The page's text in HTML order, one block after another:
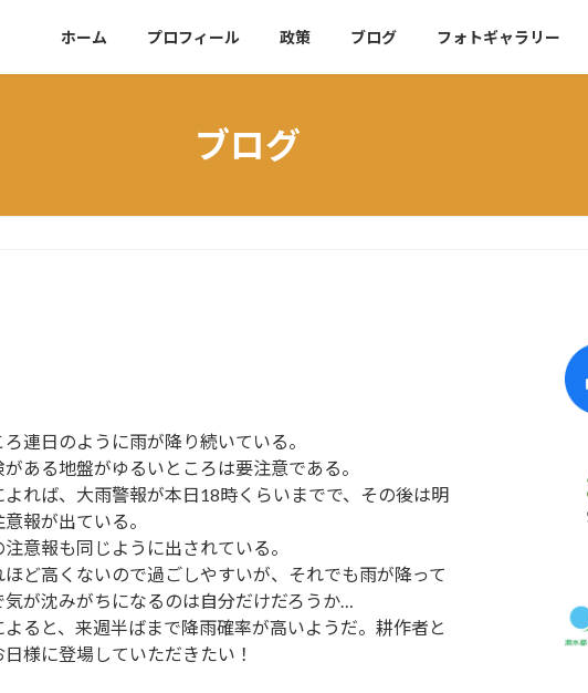
ホーム プロフィール 政策 ブログ フォトギャラリー
ブログ
連日のように雨が降り続いている。
ある地盤がゆるいところは要注意である。
よれば、大雨警報が本日18時くらいまでで、その後は明
報が出ている。
意報も同じように出されている。
ど高くないので過ごしやすいが、それでも雨が降って
が沈みがちになるのは自分だけだろうか…
ると、来週半ばまで降雨確率が高いようだ。耕作者と
様に登場していただきたい！